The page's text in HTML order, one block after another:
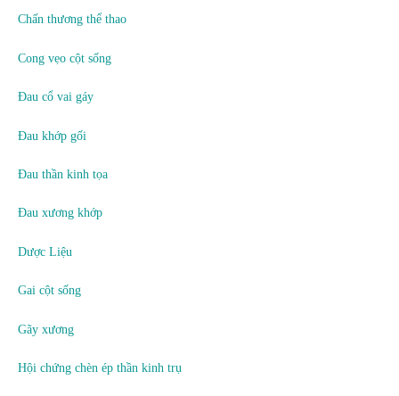
Chấn thương thể thao
Cong vẹo cột sống
Đau cổ vai gáy
Đau khớp gối
Đau thần kinh tọa
Đau xương khớp
Dược Liệu
Gai cột sống
Gãy xương
Hội chứng chèn ép thần kinh trụ